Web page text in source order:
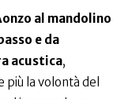
al mandolino
e da
acustica,
la volontà del